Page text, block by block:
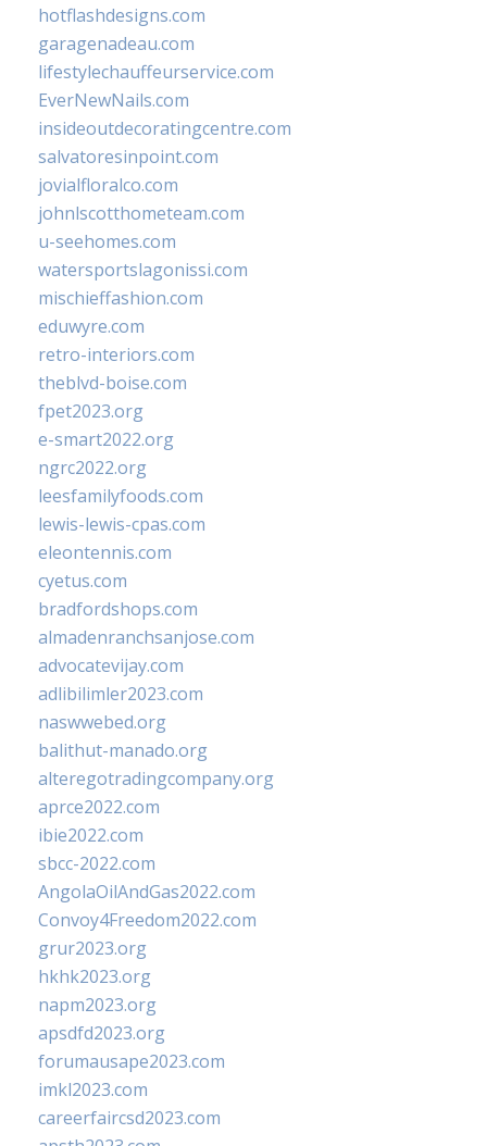
hotflashdesigns.com
garagenadeau.com
lifestylechauffeurservice.com
EverNewNails.com
insideoutdecoratingcentre.com
salvatoresinpoint.com
jovialfloralco.com
johnlscotthometeam.com
u-seehomes.com
watersportslagonissi.com
mischieffashion.com
eduwyre.com
retro-interiors.com
theblvd-boise.com
fpet2023.org
e-smart2022.org
ngrc2022.org
leesfamilyfoods.com
lewis-lewis-cpas.com
eleontennis.com
cyetus.com
bradfordshops.com
almadenranchsanjose.com
advocatevijay.com
adlibilimler2023.com
naswwebed.org
balithut-manado.org
alteregotradingcompany.org
aprce2022.com
ibie2022.com
sbcc-2022.com
AngolaOilAndGas2022.com
Convoy4Freedom2022.com
grur2023.org
hkhk2023.org
napm2023.org
apsdfd2023.org
forumausape2023.com
imkl2023.com
careerfaircsd2023.com